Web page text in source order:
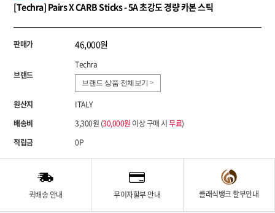
[Techra] Pairs X CARB Sticks - 5A 초강도 경량 카본 스틱
판매가 46,000원
브랜드
Techra
브랜드 상품 전체보기 >
원산지
ITALY
배송비
3,300원 (30,000원 이상 구매 시무료)
적립금
0P
퀵배송 안내 무이자할부 안내 클래식뱅크 할부안내